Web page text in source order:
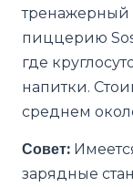
тренажерный
пиццерию
где
напитки.
среднем
Совет:
зарядные